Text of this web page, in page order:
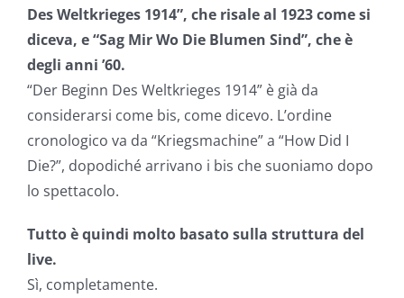
Des Weltkrieges 1914”, che risale al 1923 come si
diceva, e “Sag Mir Wo Die Blumen Sind”, che è
degli anni ’60.
“Der Beginn Des Weltkrieges 1914” è già da
considerarsi come bis, come dicevo. L’ordine
cronologico va da “Kriegsmachine” a “How Did I
Die?”, dopodiché arrivano i bis che suoniamo dopo
lo spettacolo.
Tutto è quindi molto basato sulla struttura del
live.
Sì, completamente.